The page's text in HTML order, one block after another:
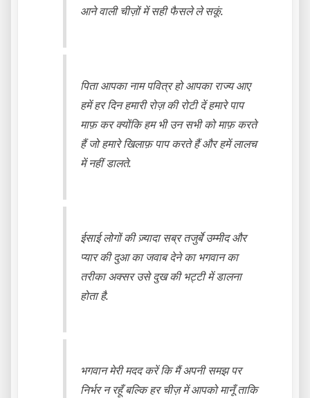
आने वाली चीज़ों में सही फैसले ले सकूं.
पिता आपका नाम पवित्र हो आपका राज्य आए
हमें हर दिन हमारी रोज़ की रोटी दें हमारे पाप
माफ़ कर क्योंकि हम भी उन सभी को माफ़ करते
हैं जो हमारे खिलाफ़ पाप करते हैं और हमें लालच
में नहीं डालते.
ईसाई लोगों की ज़्यादा सब्र तजुर्बे उम्मीद और
प्यार की दुआ का जवाब देने का भगवान का
तरीका अक्सर उसे दुख की भट्टी में डालना
होता है.
भगवान मेरी मदद करें कि मैं अपनी समझ पर
निर्भर न रहूँ बल्कि हर चीज़ में आपको मानूँ ताकि